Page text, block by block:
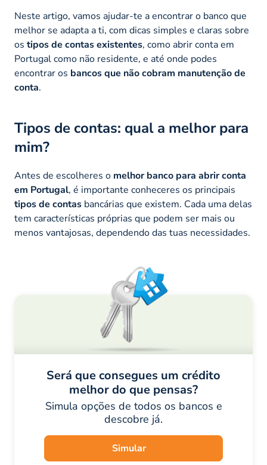
Neste artigo, vamos ajudar-te a encontrar o banco que
melhor se adapta a ti, com dicas simples e claras sobre
os tipos de contas existentes, como abrir conta em
Portugal como não residente, e até onde podes
encontrar os bancos que não cobram manutenção de
conta.
Tipos de contas: qual a melhor para
mim?
Antes de escolheres o melhor banco para abrir conta
em Portugal, é importante conheceres os principais
tipos de contas bancárias que existem. Cada uma delas
tem características próprias que podem ser mais ou
menos vantajosas, dependendo das tuas necessidades.
Será que consegues um crédito
melhor do que pensas?
Simula opções de todos os bancos e
descobre já.
Simular